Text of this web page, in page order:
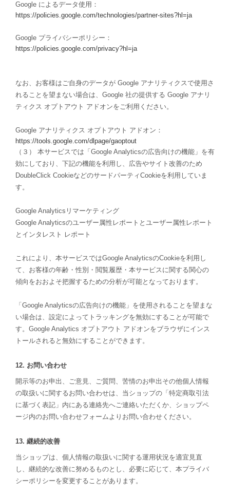
Google によるデータ使用：
https://policies.google.com/technologies/partner-sites?hl=ja
Google プライバシーポリシー：
https://policies.google.com/privacy?hl=ja
なお、お客様はご自身のデータが Google アナリティクスで使用さ
れることを望まない場合は、Google 社の提供する Google アナリ
ティクス オプトアウト アドオンをご利用ください。
Google アナリティクス オプトアウト アドオン：
https://tools.google.com/dlpage/gaoptout
（３） 本サービスでは「Google Analyticsの広告向けの機能」を有
効にしており、下記の機能を利用し、広告やサイト改善のため
DoubleClick CookieなどのサードパーティCookieを利用していま
す。
Google Analyticsリマーケティング
Google Analyticsのユーザー属性レポートとユーザー属性レポート
とインタレスト レポート
これにより、本サービスではGoogle AnalyticsのCookieを利用し
て、お客様の年齢・性別・閲覧履歴・本サービスに関する関心の
傾向をおおよそ把握するための分析が可能となっております。
「Google Analyticsの広告向けの機能」を使用されることを望まな
い場合は、設定によってトラッキングを無効にすることが可能で
す。Google Analytics オプトアウト アドオンをブラウザにインス
トールされると無効にすることができます。
12. お問い合わせ
開示等のお申出、ご意見、ご質問、苦情のお申出その他個人情報
の取扱いに関するお問い合わせは、当ショップの「特定商取引法
に基づく表記」内にある連絡先へご連絡いただくか、ショップペ
ージ内のお問い合わせフォームよりお問い合わせください。
13. 継続的改善
当ショップは、個人情報の取扱いに関する運用状況を適宜見直
し、継続的な改善に努めるものとし、必要に応じて、本プライバ
シーポリシーを変更することがあります。